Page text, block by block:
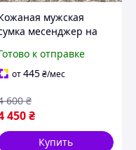
мужская
месенджер на
Grande Pelle
к отправке
от445₴/мес
450₴
600 ₴
Купить